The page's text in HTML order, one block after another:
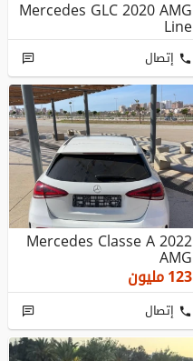
Mercedes GLC 2020 AMG
Line
إتصال
Mercedes Classe A 2022
AMG
123مليون
إتصال